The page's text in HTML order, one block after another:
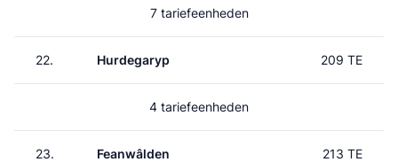
7 tariefeenheden
22. Hurdegaryp 209 TE
4 tariefeenheden
23. Feanwâlden 213 TE